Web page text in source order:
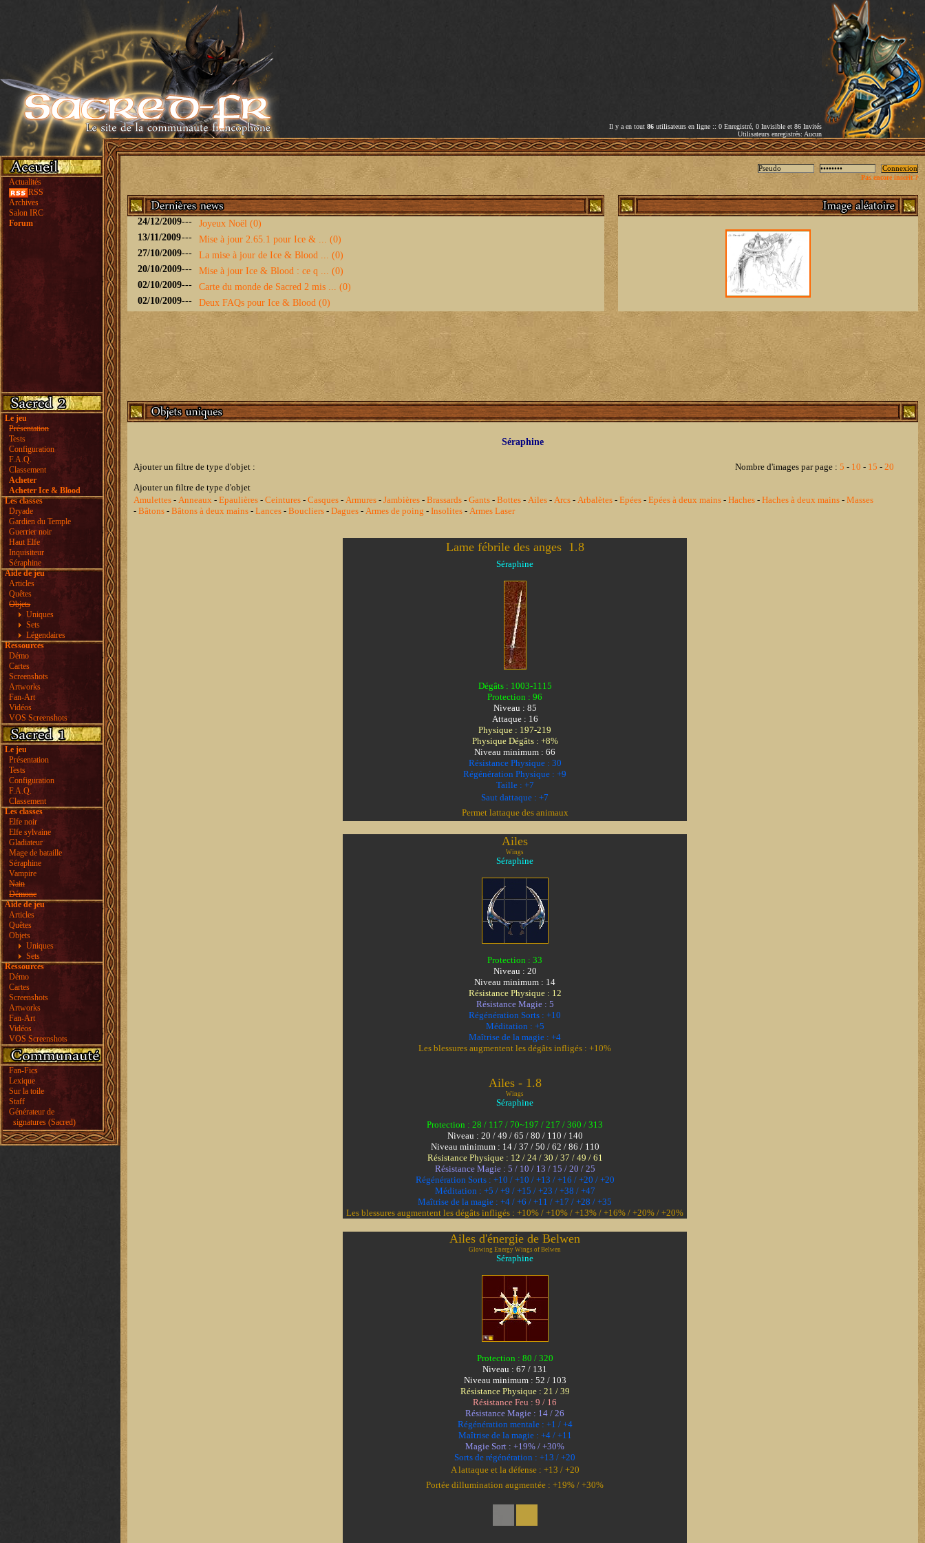
Il y a en tout 86 utilisateurs en ligne :: 0 Enregistré, 0 Invisible et 86 Invités
Utilisateurs enregistrés: Aucun
Actualités
RSS
Archives
Salon IRC
Forum
Le jeu
Présentation
Tests
Configuration
F.A.Q.
Classement
Acheter
Acheter Ice & Blood
Les classes
Dryade
Gardien du Temple
Guerrier noir
Haut Elfe
Inquisiteur
Séraphine
Aide de jeu
Articles
Quêtes
Objets
Uniques
Sets
Légendaires
Ressources
Démo
Cartes
Screenshots
Artworks
Fan-Art
Vidéos
VOS Screenshots
Le jeu
Présentation
Tests
Configuration
F.A.Q.
Classement
Les classes
Elfe noir
Elfe sylvaine
Gladiateur
Mage de bataille
Séraphine
Vampire
Nain
Démone
Aide de jeu
Articles
Quêtes
Objets
Uniques
Sets
Ressources
Démo
Cartes
Screenshots
Artworks
Fan-Art
Vidéos
VOS Screenshots
Fan-Fics
Lexique
Sur la toile
Staff
Générateur de
signatures (Sacred)
Pas encore inscrit ?
24/12/2009---
Joyeux Noël (0)
13/11/2009---
Mise à jour 2.65.1 pour Ice & ... (0)
27/10/2009---
La mise à jour de Ice & Blood ... (0)
20/10/2009---
Mise à jour Ice & Blood : ce q ... (0)
02/10/2009---
Carte du monde de Sacred 2 mis ... (0)
02/10/2009--- Deux FAQs pour Ice & Blood (0)
Séraphine
Ajouter un filtre de type d'objet : Nombre d'images par page : 5 - 10 - 15 - 20
Ajouter un filtre de type d'objet
Amulettes - Anneaux - Epaulières - Ceintures - Casques - Armures - Jambières - Brassards - Gants - Bottes - Ailes - Arcs - Arbalètes - Epées - Epées à deux mains - Haches - Haches à deux mains - Masses
- Bâtons - Bâtons à deux mains - Lances - Boucliers - Dagues - Armes de poing - Insolites - Armes Laser
Lame fébrile des anges  1.8
Séraphine
Dégâts : 1003-1115
Protection : 96
Niveau : 85
Attaque : 16
Physique : 197-219
Physique Dégâts : +8%
Niveau minimum : 66
Résistance Physique : 30
Régénération Physique : +9
Taille : +7
Saut dattaque : +7
Permet lattaque des animaux
Ailes
Wings
Séraphine
Protection : 33
Niveau : 20
Niveau minimum : 14
Résistance Physique : 12
Résistance Magie : 5
Régénération Sorts : +10
Méditation : +5
Maîtrise de la magie : +4
Les blessures augmentent les dégâts infligés : +10%
Ailes - 1.8
Wings
Séraphine
Protection : 28 / 117 / 70~197 / 217 / 360 / 313
Niveau : 20 / 49 / 65 / 80 / 110 / 140
Niveau minimum : 14 / 37 / 50 / 62 / 86 / 110
Résistance Physique : 12 / 24 / 30 / 37 / 49 / 61
Résistance Magie : 5 / 10 / 13 / 15 / 20 / 25
Régénération Sorts : +10 / +10 / +13 / +16 / +20 / +20
Méditation : +5 / +9 / +15 / +23 / +38 / +47
Maîtrise de la magie : +4 / +6 / +11 / +17 / +28 / +35
Les blessures augmentent les dégâts infligés : +10% / +10% / +13% / +16% / +20% / +20%
Ailes d'énergie de Belwen
Glowing Energy Wings of Belwen
Séraphine
Protection : 80 / 320
Niveau : 67 / 131
Niveau minimum : 52 / 103
Résistance Physique : 21 / 39
Résistance Feu : 9 / 16
Résistance Magie : 14 / 26
Régénération mentale : +1 / +4
Maîtrise de la magie : +4 / +11
Magie Sort : +19% / +30%
Sorts de régénération : +13 / +20
A lattaque et la défense : +13 / +20
Portée dillumination augmentée : +19% / +30%